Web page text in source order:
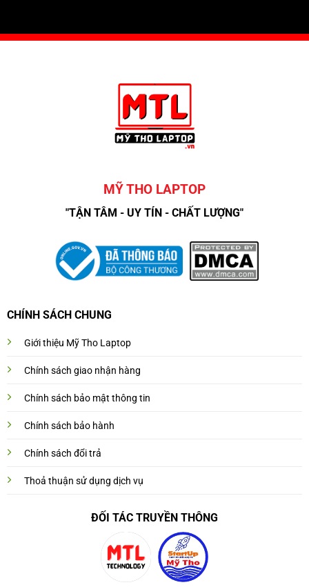
MỸ THO LAPTOP
"TẬN TÂM - UY TÍN - CHẤT LƯỢNG"
CHÍNH SÁCH CHUNG
Giới thiệu Mỹ Tho Laptop
Chính sách giao nhận hàng
Chính sách bảo mật thông tin
Chính sách bảo hành
Chính sách đổi trả
Thoả thuận sử dụng dịch vụ
ĐỐI TÁC TRUYỀN THÔNG